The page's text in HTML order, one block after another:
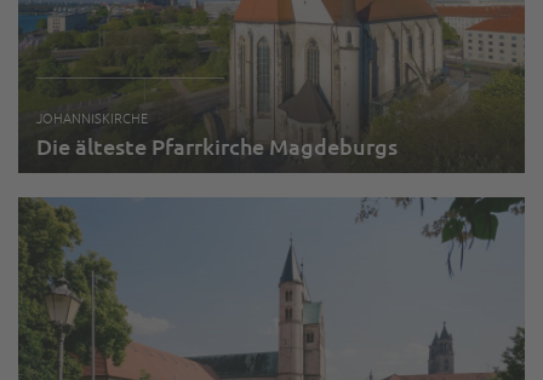
JOHANNISKIRCHE
Die älteste Pfarrkirche Magdeburgs